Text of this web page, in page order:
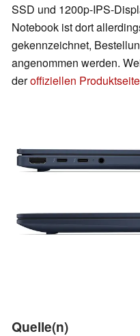
SSD und 1200p-IPS-
Notebook ist dort
gekennzeichnet,
angenommen werden.
deroffiziellen
Quelle(n)